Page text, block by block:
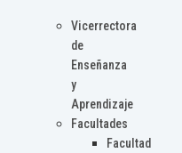
Vicerrectora
de
Enseñanza
y
Aprendizaje
Facultades
Facultad